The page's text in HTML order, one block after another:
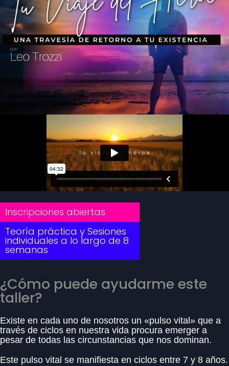
Inscripciones abiertas
Teoría práctica y Sesiones
individuales a lo largo de 8
semanas
¿Cómo puede ayudarme este
taller?
Existe en cada uno de nosotros un «pulso vital» que a
través de ciclos en nuestra vida procura emerger a
pesar de todas las circunstancias que nos dominan.
Este pulso vital se manifiesta en ciclos entre 7 y 8 años.